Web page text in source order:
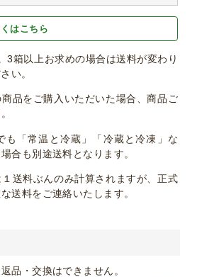
はこちら
3箱以上お求めの場合は送料が変わり
い。
品をご購入いただいた場合、商品ご
も「常温と冷蔵」「冷蔵と冷凍」な
合も別途送料となります。
送料ぶんのみ計算されますが、正式
送料をご連絡いたします。
品・交換はできません。